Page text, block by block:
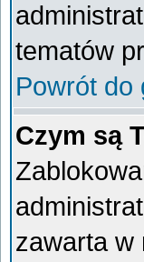
tematów
Powrót do
Czym są
zawarta w